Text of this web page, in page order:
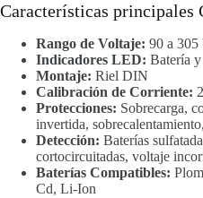
Características principales
Rango de Voltaje: 90 a
Indicadores LED: Batería
Montaje: Riel DIN
Calibración de Corriente:
Protecciones: Sobrecarga,
invertida,
Detección: Baterías
cortocircuitadas, voltaje
Baterías Compatibles:
Cd, Li-Ion